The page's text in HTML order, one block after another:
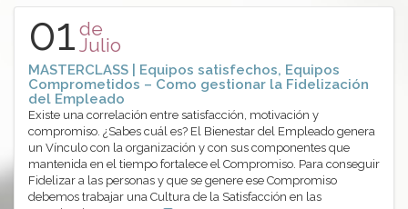
01 de
Julio
MASTERCLASS | Equipos satisfechos, Equipos
Comprometidos – Como gestionar la Fidelización
del Empleado
Existe una correlación entre satisfacción, motivación y
compromiso. ¿Sabes cuál es? El Bienestar del Empleado genera
un Vínculo con la organización y con sus componentes que
mantenida en el tiempo fortalece el Compromiso. Para conseguir
Fidelizar a las personas y que se genere ese Compromiso
debemos trabajar una Cultura de la Satisfacción en las